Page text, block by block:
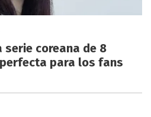
serie coreana de 8
para los fans